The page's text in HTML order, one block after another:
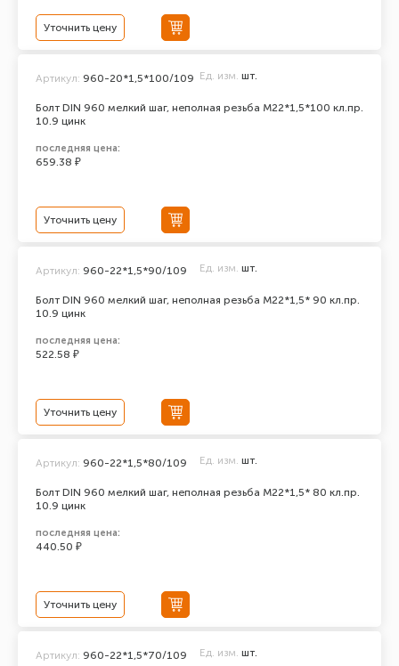
Уточнить цену
Болт DIN 960 мелкий шаг, неполная резьба M22*1,5*100 кл.пр.
10.9 цинк
Артикул: 960-20*1,5*100/109 Ед. изм. шт.
последняя цена:
659.38 ₽
Уточнить цену
Болт DIN 960 мелкий шаг, неполная резьба M22*1,5* 90 кл.пр.
10.9 цинк
Артикул: 960-22*1,5*90/109 Ед. изм. шт.
последняя цена:
522.58 ₽
Уточнить цену
Болт DIN 960 мелкий шаг, неполная резьба M22*1,5* 80 кл.пр.
10.9 цинк
Артикул: 960-22*1,5*80/109 Ед. изм. шт.
последняя цена:
440.50 ₽
Уточнить цену
Артикул: 960-22*1,5*70/109 Ед. изм. шт.